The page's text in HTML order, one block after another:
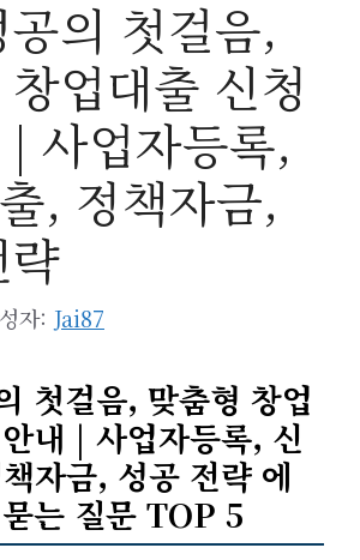
의 첫걸음,
업대출 신청
사업자등록,
, 정책자금,
자: Jai87
첫걸음, 맞춤형 창업
내 | 사업자등록, 신
자금, 성공 전략 에
는 질문 TOP 5